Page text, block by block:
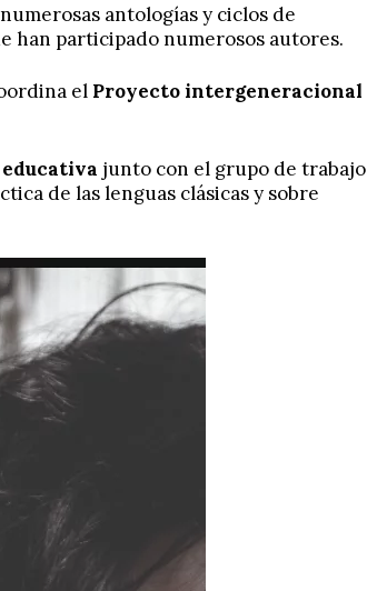
antologías y ciclos de
han participado numerosos autores.
el Proyecto intergeneracional
junto con el grupo de trabajo
de las lenguas clásicas y sobre